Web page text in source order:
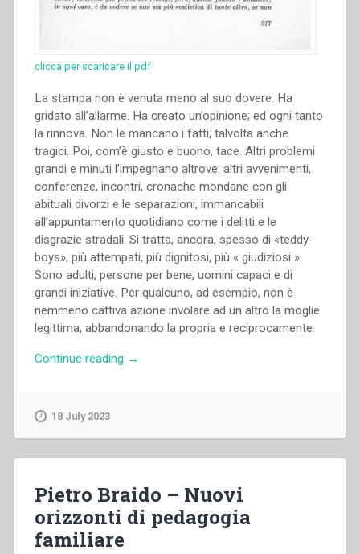
clicca per scaricare il pdf
La stampa non è venuta meno al suo dovere. Ha
gridato all’allarme. Ha creato un’opinione; ed ogni tanto
la rinnova. Non le mancano i fatti, talvolta anche
tragici. Poi, com’è giusto e buono, tace. Altri problemi
grandi e minuti l’impegnano altrove: altri avvenimenti,
conferenze, incontri, cronache mondane con gli
abituali divorzi e le separazioni, immancabili
all’appuntamento quotidiano come i delitti e le
disgrazie stradali. Si tratta, ancora, spesso di «teddy-
boys», più attempati, più dignitosi, più « giudiziosi ».
Sono adulti, persone per bene, uomini capaci e di
grandi iniziative. Per qualcuno, ad esempio, non è
nemmeno cattiva azione involare ad un altro la moglie
legittima, abbandonando la propria e reciprocamente.
Continue reading “Pietro
→
18 July 2023
Pietro Braido – Nuovi
orizzonti di pedagogia
familiare